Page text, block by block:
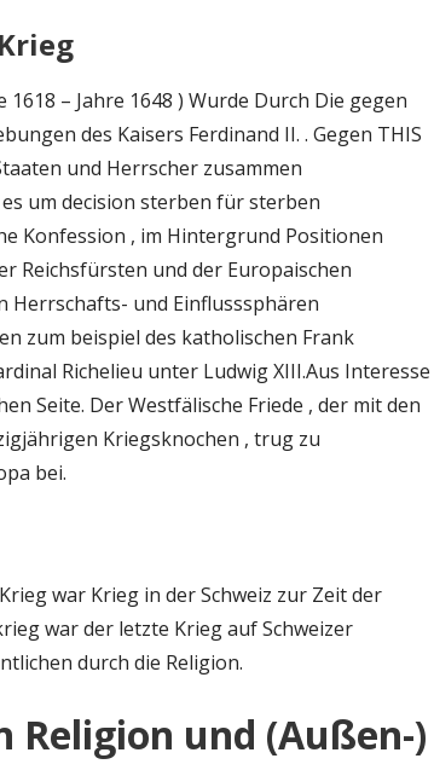
– Jahre 1648 ) Wurde Durch Die gegen
des Kaisers Ferdinand II. . Gegen THIS
und Herrscher zusammen
um decision sterben für sterben
Konfession , im Hintergrund Positionen
Reichsfürsten und der Europaischen
Herrschafts- und Einflusssphären
zum beispiel des katholischen Frank
Richelieu unter Ludwig XIII.Aus Interesse
Seite. Der Westfälische Friede , der mit den
Kriegsknochen , trug zu
bei.
war Krieg in der Schweiz zur Zeit der
war der letzte Krieg auf Schweizer
durch die Religion.
Religion und (Außen-)